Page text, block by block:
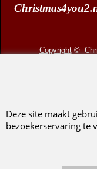
Copyright©
Webwinkel
Deze site maakt
bezoekerservaring te